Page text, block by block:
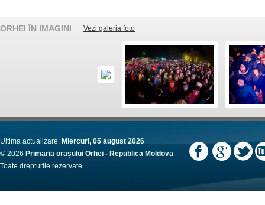
ORHEI ÎN IMAGINI Vezi galeria foto
Ultima actualizare: Miercuri, 05 august 2026
© 2026 Primaria orașului Orhei - Republica Moldova
Toate drepturile rezervate